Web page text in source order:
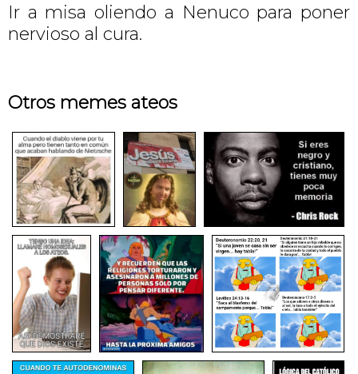
Ir a misa oliendo a Nenuco para poner
nervioso al cura.
Otros memes ateos